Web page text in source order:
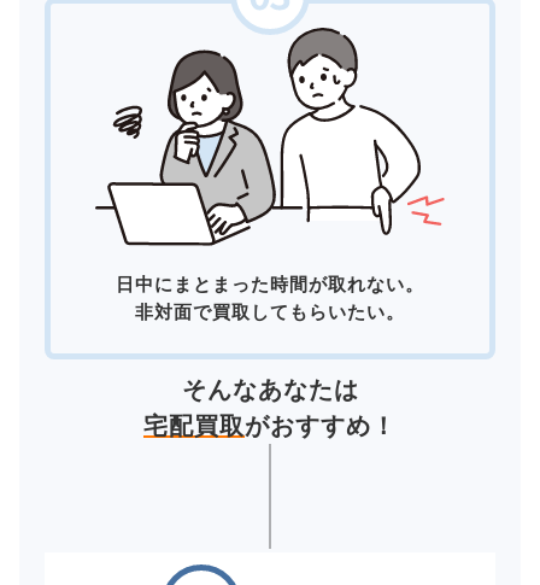
日中にまとまった時間が取れない。
非対面で買取してもらいたい。
そんなあなたは
宅配買取がおすすめ！